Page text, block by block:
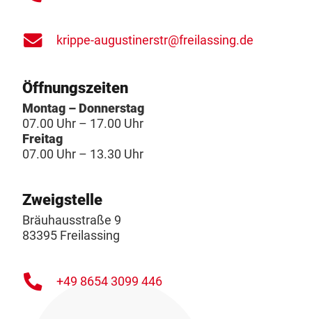
krippe-augustinerstr@freilassing.de
Öffnungszeiten
Montag – Donnerstag
07.00 Uhr – 17.00 Uhr
Freitag
07.00 Uhr – 13.30 Uhr
Zweigstelle
Bräuhausstraße 9
83395 Freilassing
+49 8654 3099 446